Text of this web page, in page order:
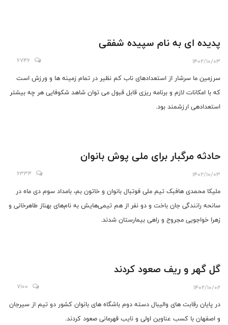
پدیده ای به نام سپیده شفقی
1402/10/03
6746
سرزمین ما سرشار از استعدادهای ناب کم نظیر در تمام زمینه ها و ورزش است
که با امکانات لازم و برنامه ریزی قابل قبول می توان شاهد شکوفایی هر چه بیشتر
استعدادهی ارزشمند بود.
حادثه مرگبار برای ملی پوش بانوان
1402/10/03
6334
ملیکا محمدی هافبک تیم ملی فوتبال بانوان و خاتون بم، بامداد سوم دی ماه در
سانحه رانندگی جان باخت و دو نفر از هم تیمی‌هایش به نام‌های بهناز طاهرخانی و
زهرا خواجویی مجروح و راهی بیمارستان شدند.
گل گهر و ریف صعود کردند
1402/10/02
7100
در پایان رقابت های والیبال دسته دوم باشگاه های بانوان کشور دو تیم از سیرجان
و اصفهان با کسب عناوین اولی و نایب قهرمانی صعود کردند.